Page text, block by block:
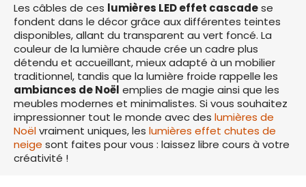
Les câbles de ces lumières LED effet cascadese
fondent dans le décor grâce aux différentes teintes
disponibles, allant du transparent au vert foncé. La
couleur de la lumière chaude crée un cadre plus
détendu et accueillant, mieux adapté à un mobilier
traditionnel, tandis que la lumière froide rappelle les
ambiances de Noël emplies de magie ainsi que les
meubles modernes et minimalistes. Si vous souhaitez
impressionner tout le monde avec des lumières de
Noëlvraiment uniques, les lumières effet chutes de
neige sont faites pour vous : laissez libre cours à votre
créativité !